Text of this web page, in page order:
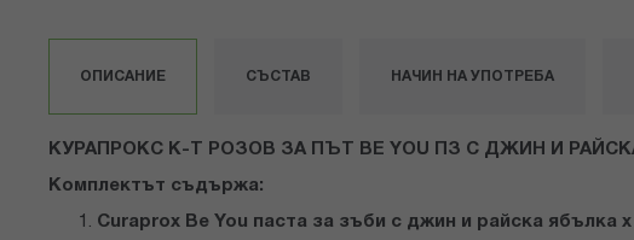
ОПИСАНИЕ
КУРАПРОКС К-Т РОЗОВ ЗА ПЪТ BE YOU ПЗ С ДЖИН И
Комплектът съдържа:
Curaprox Be You паста за зъби с джин и райска ябълка х
СЪСТАВ НАЧИН НА УПОТРЕБА